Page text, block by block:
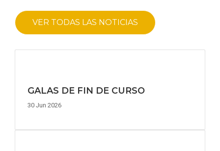
VER TODAS LAS NOTICIAS
GALAS DE FIN DE CURSO
30 Jun 2026